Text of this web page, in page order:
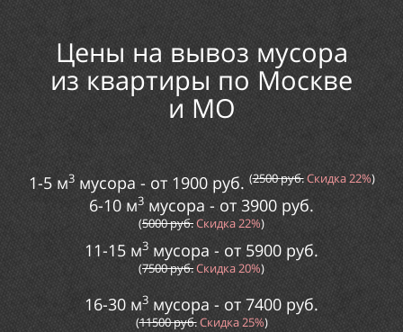
Цены на вывоз мусора
из квартиры по Москве
и МО
1-5 м3 мусора - от 1900 руб. (2500руб.Скидка22%)
6-10 м3 мусора - от 3900 руб.
(5000руб.Скидка22%)
11-15 м3 мусора - от 5900 руб.
(7500руб.Скидка20%)
16-30 м3 мусора - от 7400 руб.
(11500руб.Скидка25%)